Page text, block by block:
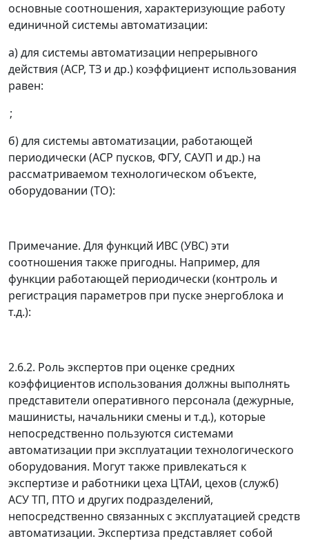
основные соотношения, характеризующие работу
единичной системы автоматизации:
а) для системы автоматизации непрерывного
действия (АСР, ТЗ и др.) коэффициент использования
равен:
;
б) для системы автоматизации, работающей
периодически (АСР пусков, ФГУ, САУП и др.) на
рассматриваемом технологическом объекте,
оборудовании (ТО):
Примечание. Для функций ИВС (УВС) эти
соотношения также пригодны. Например, для
функции работающей периодически (контроль и
регистрация параметров при пуске энергоблока и
т.д.):
2.6.2. Роль экспертов при оценке средних
коэффициентов использования должны выполнять
представители оперативного персонала (дежурные,
машинисты, начальники смены и т.д.), которые
непосредственно пользуются системами
автоматизации при эксплуатации технологического
оборудования. Могут также привлекаться к
экспертизе и работники цеха ЦТАИ, цехов (служб)
АСУ ТП, ПТО и других подразделений,
непосредственно связанных с эксплуатацией средств
автоматизации. Экспертиза представляет собой